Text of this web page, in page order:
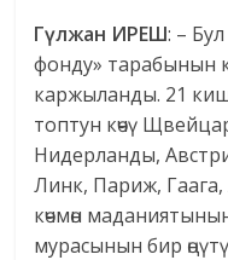
Гүлжан ИРЕШ: –
фонду» тарабынын
каржыланды. 21
топтун көчү
Нидерланды,
Линк, Париж,
көчмөн
мурасынын бир